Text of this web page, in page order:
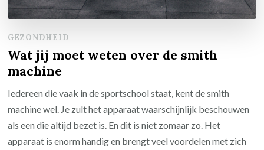
GEZONDHEID
Wat jij moet weten over de smith
machine
Iedereen die vaak in de sportschool staat, kent de smith
machine wel. Je zult het apparaat waarschijnlijk beschouwen
als een die altijd bezet is. En dit is niet zomaar zo. Het
apparaat is enorm handig en brengt veel voordelen met zich